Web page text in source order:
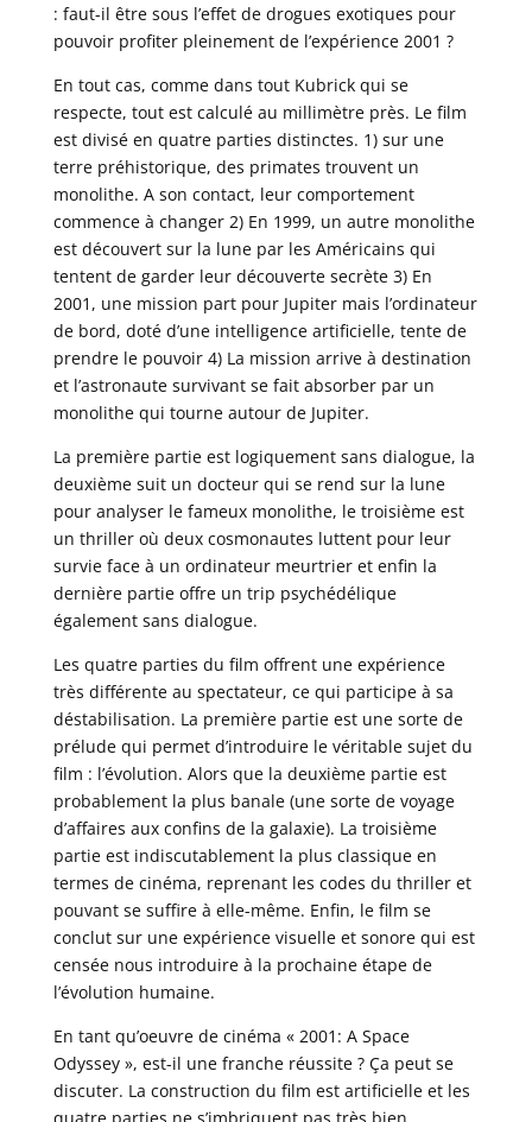
: faut-il être sous l’effet de drogues exotiques pour
pouvoir profiter pleinement de l’expérience 2001 ?
En tout cas, comme dans tout Kubrick qui se
respecte, tout est calculé au millimètre près. Le film
est divisé en quatre parties distinctes. 1) sur une
terre préhistorique, des primates trouvent un
monolithe. A son contact, leur comportement
commence à changer 2) En 1999, un autre monolithe
est découvert sur la lune par les Américains qui
tentent de garder leur découverte secrète 3) En
2001, une mission part pour Jupiter mais l’ordinateur
de bord, doté d’une intelligence artificielle, tente de
prendre le pouvoir 4) La mission arrive à destination
et l’astronaute survivant se fait absorber par un
monolithe qui tourne autour de Jupiter.
La première partie est logiquement sans dialogue, la
deuxième suit un docteur qui se rend sur la lune
pour analyser le fameux monolithe, le troisième est
un thriller où deux cosmonautes luttent pour leur
survie face à un ordinateur meurtrier et enfin la
dernière partie offre un trip psychédélique
également sans dialogue.
Les quatre parties du film offrent une expérience
très différente au spectateur, ce qui participe à sa
déstabilisation. La première partie est une sorte de
prélude qui permet d’introduire le véritable sujet du
film : l’évolution. Alors que la deuxième partie est
probablement la plus banale (une sorte de voyage
d’affaires aux confins de la galaxie). La troisième
partie est indiscutablement la plus classique en
termes de cinéma, reprenant les codes du thriller et
pouvant se suffire à elle-même. Enfin, le film se
conclut sur une expérience visuelle et sonore qui est
censée nous introduire à la prochaine étape de
l’évolution humaine.
En tant qu’oeuvre de cinéma « 2001: A Space
Odyssey », est-il une franche réussite ? Ça peut se
discuter. La construction du film est artificielle et les